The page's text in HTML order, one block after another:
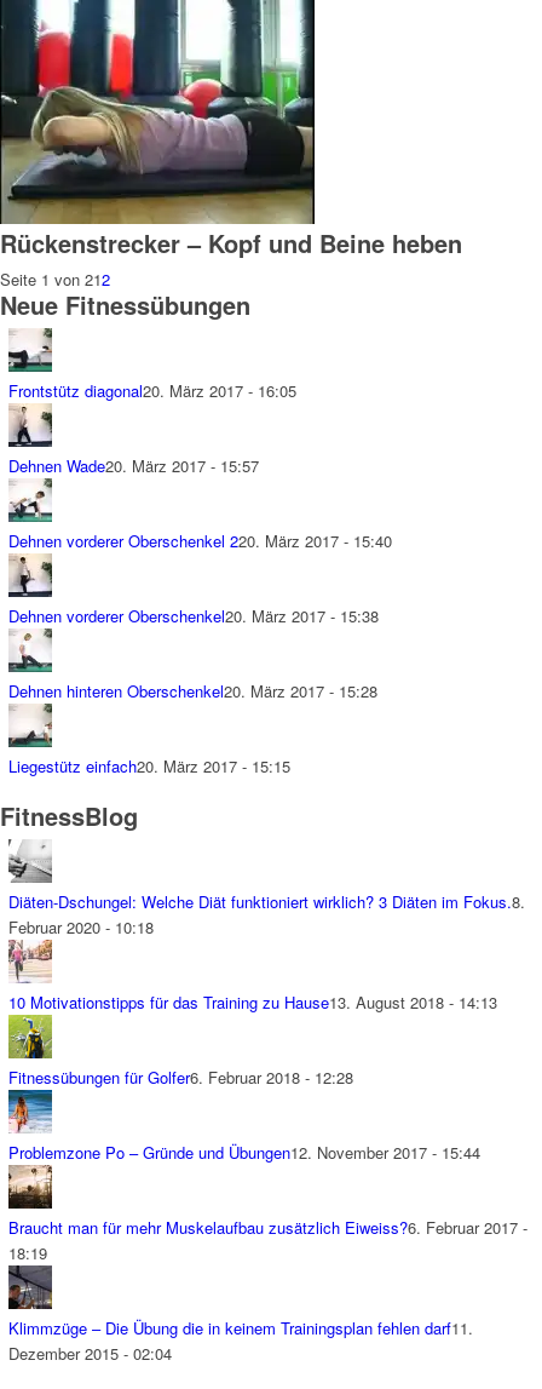
Rückenstrecker – Kopf und Beine heben
Seite 1 von 212
Neue Fitnessübungen
Frontstütz diagonal20. März 2017 - 16:05
Dehnen Wade20. März 2017 - 15:57
Dehnen vorderer Oberschenkel 220. März 2017 - 15:40
Dehnen vorderer Oberschenkel20. März 2017 - 15:38
Dehnen hinteren Oberschenkel20. März 2017 - 15:28
Liegestütz einfach20. März 2017 - 15:15
FitnessBlog
Diäten-Dschungel: Welche Diät funktioniert wirklich? 3 Diäten im Fokus.8.
Februar 2020 - 10:18
10 Motivationstipps für das Training zu Hause13. August 2018 - 14:13
Fitnessübungen für Golfer6. Februar 2018 - 12:28
Problemzone Po – Gründe und Übungen12. November 2017 - 15:44
Braucht man für mehr Muskelaufbau zusätzlich Eiweiss?6. Februar 2017 -
18:19
Klimmzüge – Die Übung die in keinem Trainingsplan fehlen darf11.
Dezember 2015 - 02:04